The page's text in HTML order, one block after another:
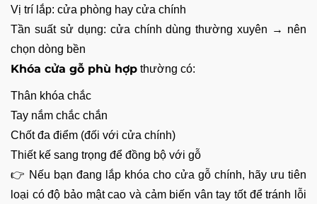
Vị trí lắp: cửa phòng hay cửa chính
Tần suất sử dụng: cửa chính dùng thường xuyên → nên
chọn dòng bền
Khóa cửa gỗ phù hợp thường có:
Thân khóa chắc
Tay nắm chắc chắn
Chốt đa điểm (đối với cửa chính)
Thiết kế sang trọng để đồng bộ với gỗ
👉 Nếu bạn đang lắp khóa cho cửa gỗ chính, hãy ưu tiên
loại có độ bảo mật cao và cảm biến vân tay tốt để tránh lỗi